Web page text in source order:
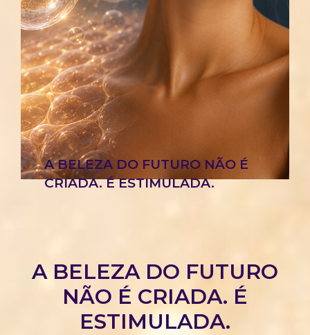
A BELEZA DO FUTURO NÃO É
CRIADA. É ESTIMULADA.
A BELEZA DO FUTURO
NÃO É CRIADA. É
ESTIMULADA.